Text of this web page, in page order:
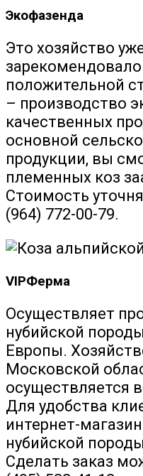
Экофазенда
Это хозяйство
зарекомендовало
положительной
– производство
качественных
основной
продукции, вы
племенных коз
Стоимость
(964) 772-00-79.
VIPФерма
Осуществляет
нубийской
Европы.
Московской
осуществляется
Для удобства
интернет-
нубийской
Сделать заказ